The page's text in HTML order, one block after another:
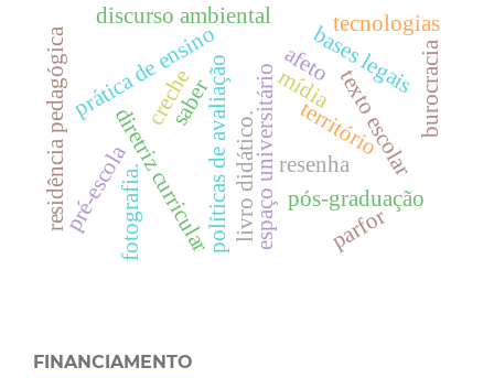
resenha
território
diretriz curricular
prática de ensino texto escolar
políticas de avaliaçãoespaço universitário pós-graduação
saber
discurso ambiental
mídia
residência pedagógica livro didático. parfor
pré-escola
creche bases legais
tecnologias
fotografia.
afeto burocracia
FINANCIAMENTO